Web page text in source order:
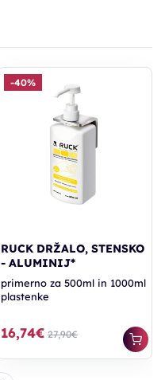
-40%
RUCK DRŽALO, STENSKO
- ALUMINIJ*
primerno za 500ml in 1000ml
plastenke
16,74€ 27,90€